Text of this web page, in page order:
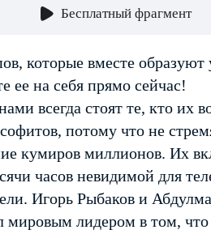
Бесплатный фрагмент
которые вместе
ее на себя прямо сейчас!
всегда стоят те, кто их
потому что не
кумиров миллионов. Их
часов невидимой для
Игорь Рыбаков и
лидером в том, что